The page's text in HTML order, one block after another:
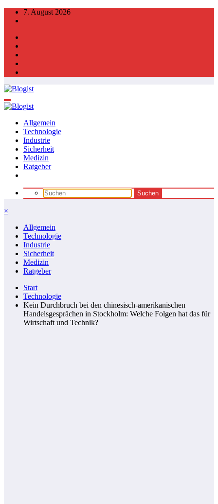
Zum
Inhalt
7. August 2026
Allgemein
Technologie
Industrie
Sicherheit
Medizin
Ratgeber
×
Allgemein
Technologie
Industrie
Sicherheit
Medizin
Ratgeber
Start
Technologie
Kein Durchbruch bei den chinesisch-amerikanischen
Handelsgesprächen in Stockholm: Welche Folgen hat das für
Wirtschaft und Technik?